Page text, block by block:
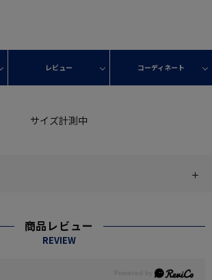
レビュー コーディネート
サイズ計測中
商品レビュー
REVIEW